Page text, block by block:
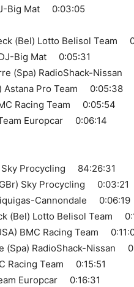
Big Mat 0:03:05
(Bel) Lotto Belisol Team
Big Mat 0:05:31
(Spa) RadioShack-Nissan
Pro Team 0:05:38
Racing Team 0:05:54
Europcar 0:06:14
Procycling 84:26:31
Sky Procycling 0:03:21
Cannondale 0:06:19
(Bel) Lotto Belisol Team
BMC Racing Team
(Spa) RadioShack-Nissan
Racing Team 0:15:51
Europcar 0:16:31